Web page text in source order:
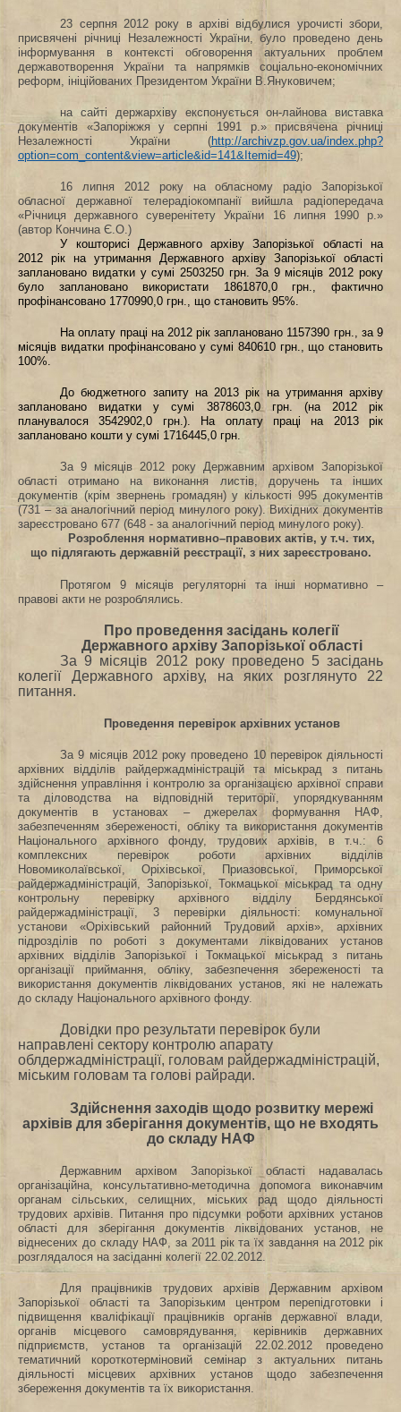
23 серпня 2012 року в архіві відбулися урочисті збори,
присвячені річниці Незалежності України, було проведено день
інформування в контексті обговорення актуальних проблем
державотворення України та напрямків соціально-економічних
реформ, ініційованих Президентом України В.Януковичем;
на сайті держархіву експонується он-лайнова виставка
документів «Запоріжжя у серпні 1991 р.» присвячена річниці
Незалежності України (http://archivzp.gov.ua/index.php?
option=com_content&view=article&id=141&Itemid=49);
16 липня 2012 року на обласному радіо Запорізької
обласної державної телерадіокомпанії вийшла радіопередача
«Річниця державного суверенітету України 16 липня 1990 р.»
(автор Кончина Є.О.)
У кошторисі Державного архіву Запорізької області на
2012 рік на утримання Державного архіву Запорізької області
заплановано видатки у сумі 2503250 грн. За 9 місяців 2012 року
було заплановано використати 1861870,0 грн., фактично
профінансовано 1770990,0 грн., що становить 95%.
На оплату праці на 2012 рік заплановано 1157390 грн., за 9
місяців видатки профінансовано у сумі 840610 грн., що становить
100%.
До бюджетного запиту на 2013 рік на утримання архіву
заплановано видатки у сумі 3878603,0 грн. (на 2012 рік
планувалося 3542902,0 грн.). На оплату праці на 2013 рік
заплановано кошти у сумі 1716445,0 грн.
За 9 місяців 2012 року Державним архівом Запорізької
області отримано на виконання листів, доручень та інших
документів (крім звернень громадян) у кількості 995 документів
(731 – за аналогічний період минулого року). Вихідних документів
зареєстровано 677 (648 - за аналогічний період минулого року).
Розроблення нормативно–правових актів, у т.ч. тих,
що підлягають державній реєстрації, з них зареєстровано.
Протягом 9 місяців регуляторні та інші нормативно –
правові акти не розроблялись.
Про проведення засідань колегії
Державного архіву Запорізької області
За 9 місяців 2012 року проведено 5 засідань
колегії Державного архіву, на яких розглянуто 22
питання.
Проведення перевірок архівних установ
За 9 місяців 2012 року проведено 10 перевірок діяльності
архівних відділів райдержадміністрацій та міськрад з питань
здійснення управління і контролю за організацією архівної справи
та діловодства на відповідній території,
упорядкуванням
документів в установах – джерелах формування НАФ,
забезпеченням збереженості, обліку та використання документів
Національного архівного фонду, трудових архівів, в т.ч.: 6
комплексних перевірок роботи архівних відділів
Новомиколаївської, Оріхівської, Приазовської, Приморської
райдержадміністрацій, Запорізької, Токмацької міськрад та одну
контрольну перевірку архівного відділу Бердянської
райдержадміністрації, 3 перевірки діяльності: комунальної
установи «Оріхівський районний Трудовий архів», архівних
підрозділів по роботі з документами ліквідованих установ
архівних відділів Запорізької і Токмацької міськрад з питань
організації приймання, обліку, забезпечення збереженості та
використання документів ліквідованих установ, які не належать
до складу Національного архівного фонду.
Довідки про результати перевірок були
направлені сектору контролю апарату
облдержадміністрації, головам райдержадміністрацій,
міським головам та голові райради.
Здійснення заходів щодо розвитку мережі
архівів для зберігання документів, що не входять
до складу НАФ
Державним архівом Запорізької області надавалась
організаційна, консультативно-методична допомога виконавчим
органам сільських, селищних, міських рад щодо діяльності
трудових архівів. Питання про підсумки роботи архівних установ
області для зберігання документів ліквідованих установ, не
віднесених до складу НАФ, за 2011 рік та їх завдання на 2012 рік
розглядалося на засіданні колегії 22.02.2012.
Для працівників трудових архівів Державним архівом
Запорізької області та Запорізьким центром перепідготовки і
підвищення кваліфікації працівників органів державної влади,
органів місцевого самоврядування, керівників державних
підприємств, установ та організацій 22.02.2012 проведено
тематичний короткотерміновий семінар з актуальних питань
діяльності місцевих архівних установ щодо забезпечення
збереження документів та їх використання.